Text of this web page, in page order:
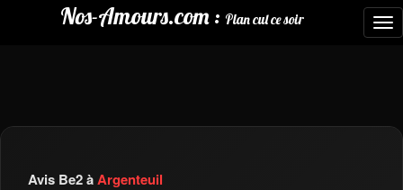
Nos-Amours.com : Plan cul ce soir
Avis Be2 àArgenteuil